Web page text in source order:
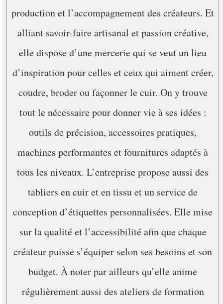
production et l’accompagnement des créateurs. Et
alliant savoir-faire artisanal et passion créative,
elle dispose d’une mercerie qui se veut un lieu
d’inspiration pour celles et ceux qui aiment créer,
coudre, broder ou façonner le cuir. On y trouve
tout le nécessaire pour donner vie à ses idées :
outils de précision, accessoires pratiques,
machines performantes et fournitures adaptés à
tous les niveaux. L’entreprise propose aussi des
tabliers en cuir et en tissu et un service de
conception d’étiquettes personnalisées. Elle mise
sur la qualité et l’accessibilité afin que chaque
créateur puisse s’équiper selon ses besoins et son
budget. À noter par ailleurs qu’elle anime
régulièrement aussi des ateliers de formation